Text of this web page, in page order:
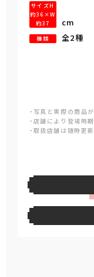
サイズH
約36×W
約37
cm
種類 全2種
・写真と実際の商品
・店舗により登場時
・取扱店舗は随時更